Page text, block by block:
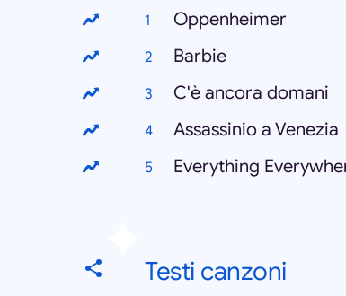
Oppenheimer
Barbie
C'è ancora domani
Assassinio a Venezia
Everything
Testi canzoni